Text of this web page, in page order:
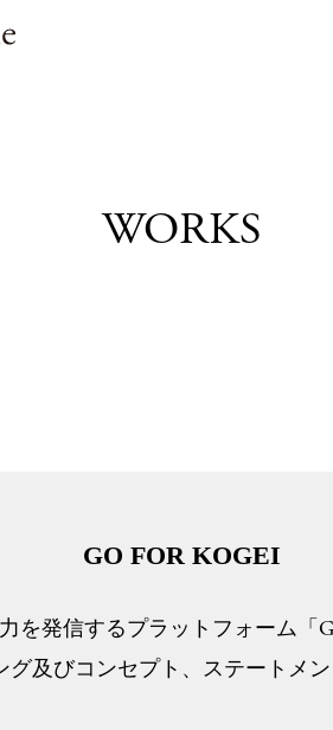
WORKS
GO FOR KOGEI
を発信するプラットフォーム「
グ及びコンセプト、ステートメ